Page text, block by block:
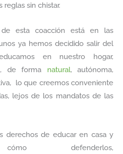
sin chistar.
esta coacción está en las
ya hemos decidido salir del
en nuestro hogar,
, de forma natural, autónoma,
lo que creemos conveniente
lejos de los mandatos de las
derechos de educar en casa y
defenderlos,